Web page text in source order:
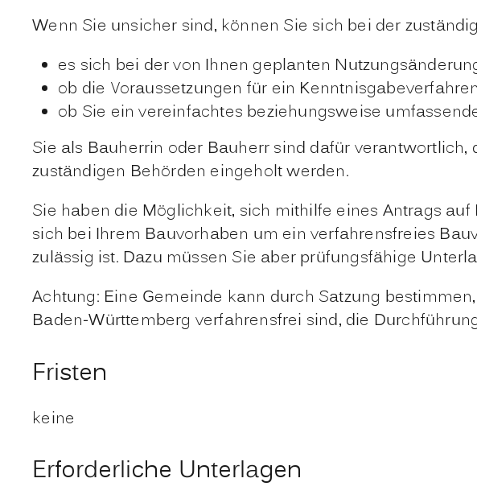
Wenn Sie unsicher sind, können Sie sich bei der
es sich bei der von Ihnen geplanten
ob die Voraussetzungen für ein
ob Sie ein vereinfachtes beziehungsweise
Sie als Bauherrin oder Bauherr sind dafür
zuständigen Behörden eingeholt werden.
Sie haben die Möglichkeit, sich mithilfe eines Antrags
sich bei Ihrem Bauvorhaben um ein verfahrensfreies
zulässig ist. Dazu müssen Sie aber prüfungsfähige
Achtung: Eine Gemeinde kann durch Satzung
Baden-Württemberg verfahrensfrei sind, die
Fristen
keine
Erforderliche Unterlagen